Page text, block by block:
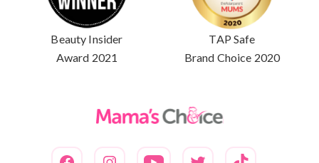
Beauty Insider
Award 2021
TAP Safe
Brand Choice 2020